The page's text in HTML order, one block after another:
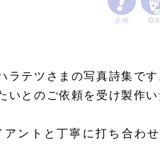
企画 取材
テツさまの写真詩集です
とのご依頼を受け製作い
ントと丁寧に打ち合わ